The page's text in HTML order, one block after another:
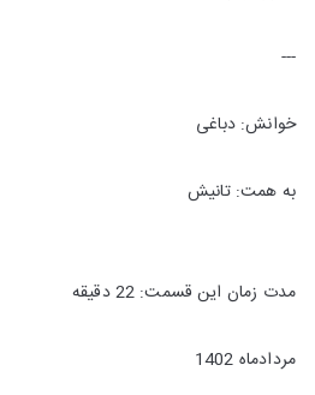
---
خوانش: دباغی
به همت: تانیش
مدت زمان این قسمت: 22 دقیقه
مردادماه 1402